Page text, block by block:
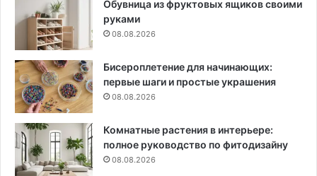
Обувница из фруктовых ящиков своими
руками
08.08.2026
Бисероплетение для начинающих:
первые шаги и простые украшения
08.08.2026
Комнатные растения в интерьере:
полное руководство по фитодизайну
08.08.2026